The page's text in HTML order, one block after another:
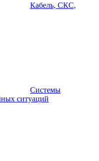
Кабель, СКС,
Системы
ситуаций